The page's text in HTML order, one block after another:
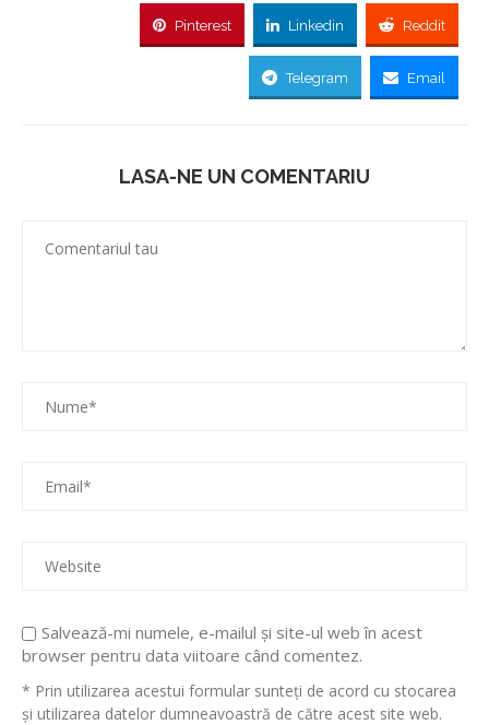
Pinterest Linkedin Reddit
Telegram Email
LASA-NE UN COMENTARIU
Salvează-mi numele, e-mailul și site-ul web în acest
browser pentru data viitoare când comentez.
* Prin utilizarea acestui formular sunteți de acord cu stocarea
și utilizarea datelor dumneavoastră de către acest site web.